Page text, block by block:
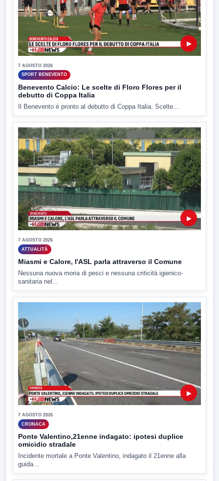
▶
7 AGOSTO 2026
SPORT BENEVENTO
Benevento Calcio: Le scelte di Floro Flores per il
debutto di Coppa Italia
Il Benevento è pronto al debutto di Coppa Italia. Scelte...
▶
7 AGOSTO 2026
ATTUALITÀ
Miasmi e Calore, l'ASL parla attraverso il Comune
Nessuna nuova moria di pesci e nessuna criticità igienico-
sanitaria nel...
▶
7 AGOSTO 2026
CRONACA
Ponte Valentino,21enne indagato: ipotesi duplice
omicidio stradale
Incidente mortale a Ponte Valentino, indagato il 21enne alla
guida...